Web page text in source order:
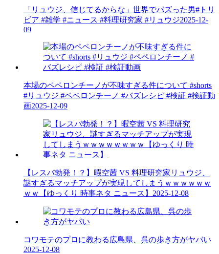
「リュウジ、信じてるからな」世界でバズった男#トリ
ビア #雑学 #ニュース #料理研究家 #リュウジ2025-12-
09
本場のペペロンチーノが不味すぎる件について #shorts
#リュウジ #ペペロンチーノ #バズレシピ #検証 #検証動
画2025-12-09
【レスバ勃発！？】暇空茜 VS 料理研究家リュウジ、
謎すぎるマッチアップが実現してしまうｗｗｗｗｗｗ
ｗｗ【ゆっくり 時事ネタ ニュース】 2025-12-08
コワモテのプロに教わる広島県、呉の歩き方がヤバい
2025-12-08